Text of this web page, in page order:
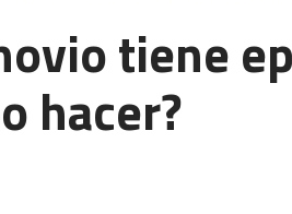
tiene
hacer?